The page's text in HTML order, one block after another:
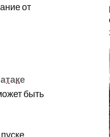
от
атаке
быть